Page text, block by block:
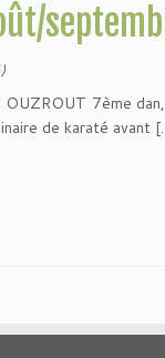
)
7ème
de karaté avant